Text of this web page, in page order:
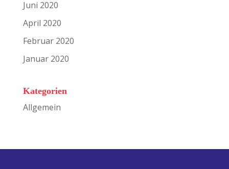
Juni 2020
April 2020
Februar 2020
Januar 2020
Kategorien
Allgemein